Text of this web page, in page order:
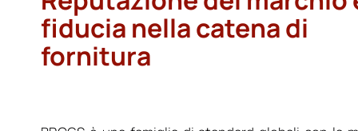
fiducia nella catena di
fornitura